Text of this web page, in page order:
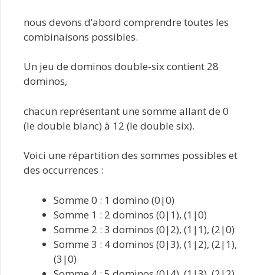
nous devons d’abord comprendre toutes les
combinaisons possibles.
Un jeu de dominos double-six contient 28
dominos,
chacun représentant une somme allant de 0
(le double blanc) à 12 (le double six).
Voici une répartition des sommes possibles et
des occurrences :
Somme 0 : 1 domino (0|0)
Somme 1 : 2 dominos (0|1), (1|0)
Somme 2 : 3 dominos (0|2), (1|1), (2|0)
Somme 3 : 4 dominos (0|3), (1|2), (2|1),
(3|0)